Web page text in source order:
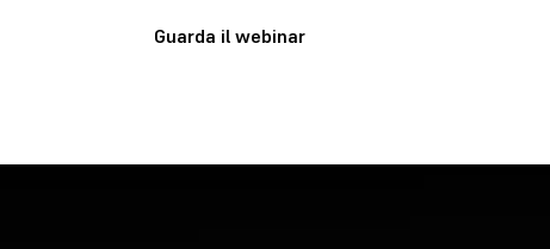
Guarda il webinar